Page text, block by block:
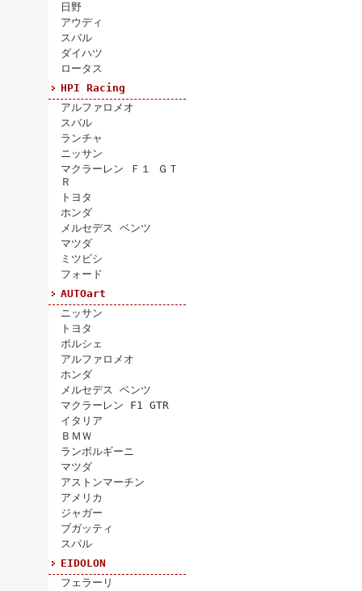
日野
アウディ
スバル
ダイハツ
ロータス
HPI Racing
アルファロメオ
スバル
ランチャ
ニッサン
マクラーレン Ｆ１ ＧＴ
Ｒ
トヨタ
ホンダ
メルセデス ベンツ
マツダ
ミツビシ
フォード
AUTOart
ニッサン
トヨタ
ポルシェ
アルファロメオ
ホンダ
メルセデス ベンツ
マクラーレン F1 GTR
イタリア
ＢＭＷ
ランボルギーニ
マツダ
アストンマーチン
アメリカ
ジャガー
ブガッティ
スバル
EIDOLON
フェラーリ